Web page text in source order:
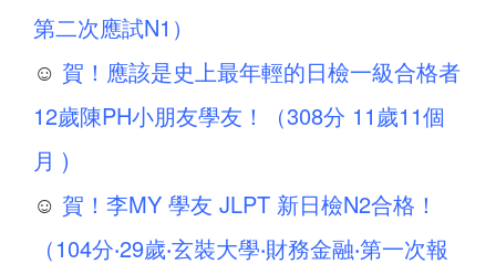
第二次應試N1）
☺ 賀！應該是史上最年輕的日檢一級合格者
12歲陳PH小朋友學友！（308分 11歲11個
月 )
☺ 賀！李MY 學友 JLPT 新日檢N2合格！
（104分‧29歲‧玄裝大學‧財務金融‧第一次報